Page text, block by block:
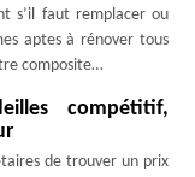
s’il faut remplacer ou
aptes à rénover tous
composite…
compétitif,
de trouver un prix